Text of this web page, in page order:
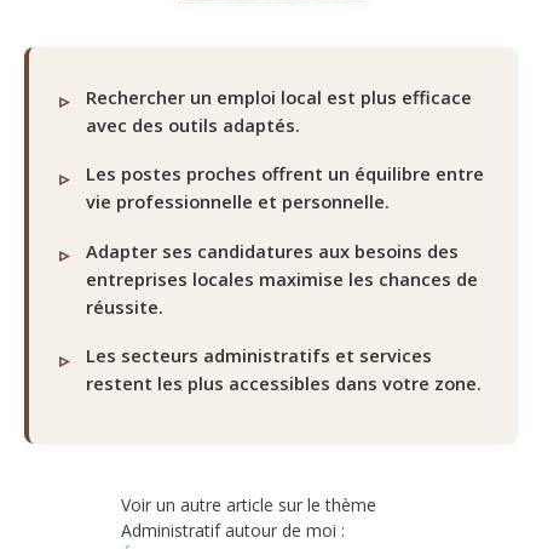
Rechercher un emploi local est plus efficace
avec des outils adaptés.
Les postes proches offrent un équilibre entre
vie professionnelle et personnelle.
Adapter ses candidatures aux besoins des
entreprises locales maximise les chances de
réussite.
Les secteurs administratifs et services
restent les plus accessibles dans votre zone.
Voir un autre article sur le thème
Administratif autour de moi :